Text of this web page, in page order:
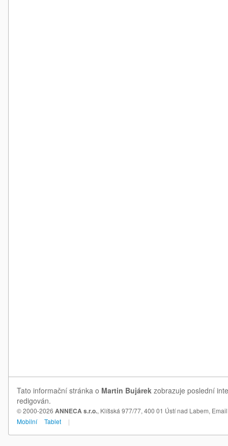
Tato informační stránka o Martin Bujárek zobrazuje poslední
redigován.
© 2000-2026 ANNECA s.r.o., Klíšská 977/77, 400 01 Ústí nad Labem,
Mobilní
Tablet |